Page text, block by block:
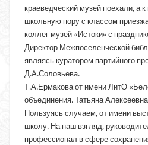
краеведческий музей поехали, а
школьную пору с классом
коллег музей «Истоки» с
Директор Межпоселенческой
являясь куратором партийного
Д.А.Соловьева.
Т.А.Ермакова от имени ЛитО
объединения. Татьяна
Пользуясь случаем, от имени
школу. На наш взгляд,
профессионал в сфере